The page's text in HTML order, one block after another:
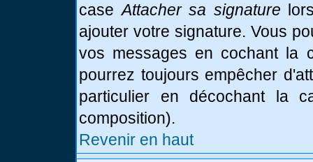
caseAttacher sa signature
ajouter votre signature. Vous
vos messages en cochant la
pourrez toujours empêcher
particulier en décochant la
composition).
Revenir en haut